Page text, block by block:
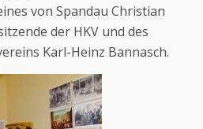
von Spandau Christian
der HKV und des
Karl-Heinz Bannasch.